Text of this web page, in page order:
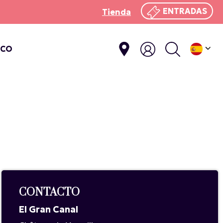
Tienda ENTRADAS
CONTACTO
El Gran Canal